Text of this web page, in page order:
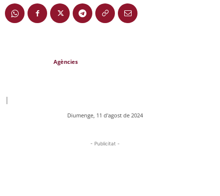
Agències
|
Diumenge, 11 d'agost de 2024
- Publicitat -